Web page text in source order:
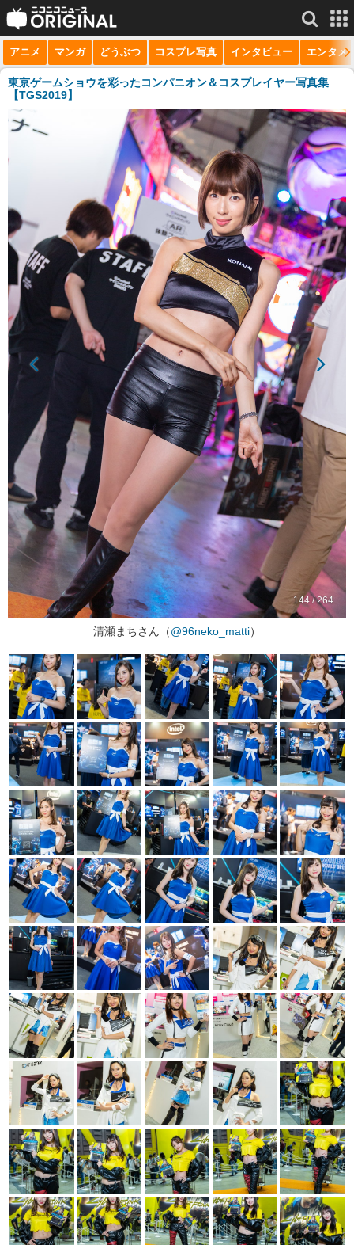
サービス一覧 もっと見る
niconico
チャンネル
マンガ
ニコニコQ
アニメ マンガ どうぶつ コスプレ写真 インタビュー エンタメ
東京ゲームショウを彩ったコンパニオン＆コスプレイヤー写真集
【TGS2019】
144 / 264
清瀬まちさん（@96neko_matti）